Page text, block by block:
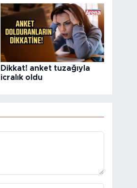
Dikkat! anket tuzağıyla
icralık oldu